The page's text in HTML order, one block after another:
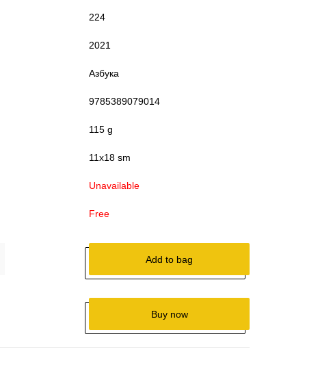
224
2021
Азбука
9785389079014
115 g
11x18 sm
Unavailable
Free
Add to bag
Buy now